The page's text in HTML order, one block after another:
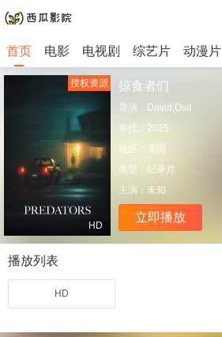
首页 电影 电视剧 综艺片 动漫片
HD
授权资源 掠食者们
导演： David,Osit
年代： 2025
地区： 美国
类型： 纪录片
主演： 未知
立即播放
播放列表
HD